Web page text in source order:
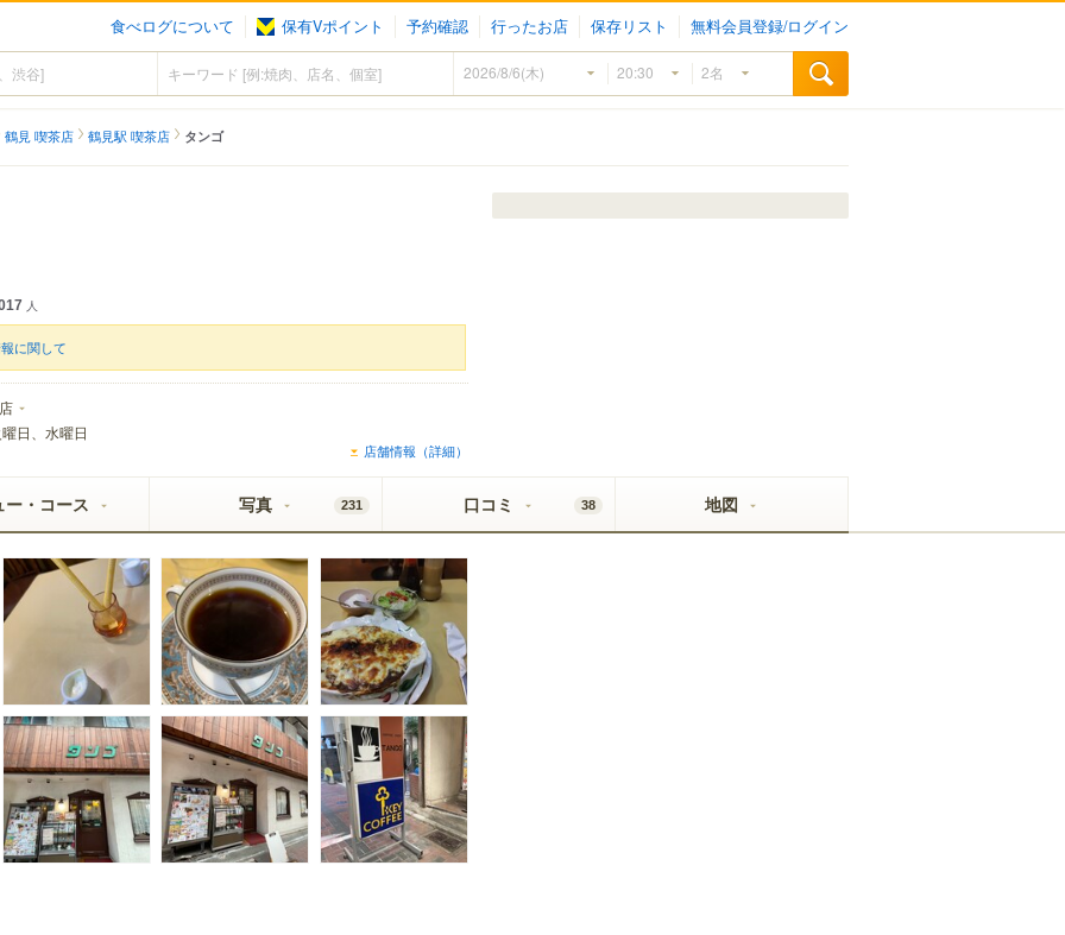
食べログについて 保有Vポイント 予約確認 行ったお店 保存リスト 無料会員登録/ログイン
鶴見 喫茶店 鶴見駅 喫茶店 タンゴ
人
に関して
日、水曜日
店舗情報（詳細）
ー・コース 写真 231 口コミ 38 地図